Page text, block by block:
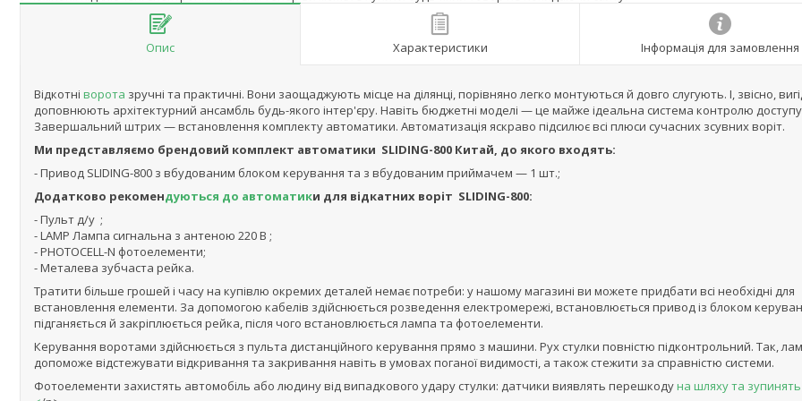
Опис Характеристики Інформація для замовлення
Відкотні ворота зручні та практичні. Вони заощаджують місце на ділянці, порівняно легко монтуються й довго слугують. І, звісно,
доповнюють архітектурний ансамбль будь-якого інтер'єру. Навіть бюджетні моделі — це майже ідеальна система контролю
Завершальний штрих — встановлення комплекту автоматики. Автоматизація яскраво підсилює всі плюси сучасних зсувних воріт.
Ми представляємо брендовий комплект автоматики SLIDING-800 Китай, до якого входять:
- Привод SLIDING-800 з вбудованим блоком керування та з вбудованим приймачем — 1 шт.;
Додатково рекомендуються до автоматики для відкатних воріт SLIDING-800:
- Пульт д/у ;
- LAMP Лампа сигнальна з антеною 220 В ;
- PHOTOCELL-N фотоелементи;
- Металева зубчаста рейка.
Тратити більше грошей і часу на купівлю окремих деталей немає потреби: у нашому магазині ви можете придбати всі необхідні для
встановлення елементи. За допомогою кабелів здійснюється розведення електромережі, встановлюється привод із блоком
підганяється й закріплюється рейка, після чого встановлюється лампа та фотоелементи.
Керування воротами здійснюється з пульта дистанційного керування прямо з машини. Рух стулки повністю підконтрольний. Так,
допоможе відстежувати відкривання та закривання навіть в умовах поганої видимості, а також стежити за справністю системи.
Фотоелементи захистять автомобіль або людину від випадкового удару стулки: датчики виявлять перешкодуна шляху та зупинять